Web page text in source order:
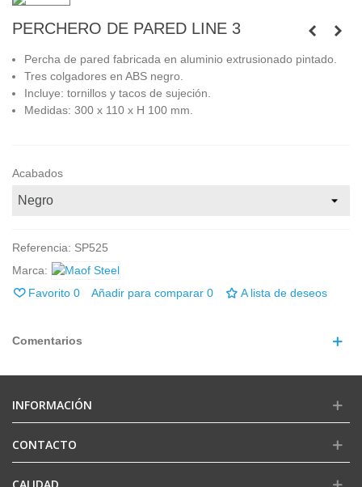
PERCHERO DE PARED LINE 3
Percha de pared fabricada en aluminio extrusionado pintado.
Tres colgadores en ABS negro.
Incluye: tornillos y tacos de sujeción.
Medidas: 300 x 110 x H 100 mm.
Acabados
Referencia: SP525
Marca:
Favorito 0 Añadir para comparar 0 A lista de deseos
Comentarios
INFORMACIÓN
CONTACTO